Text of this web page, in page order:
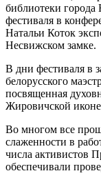
библиотеки
фестиваля в
Натальи Коток
Несвижском замке.
В дни фестиваля в
белорусского
посвященная
Жировичской
Во многом все
слаженности в
числа активистов
обеспечивали